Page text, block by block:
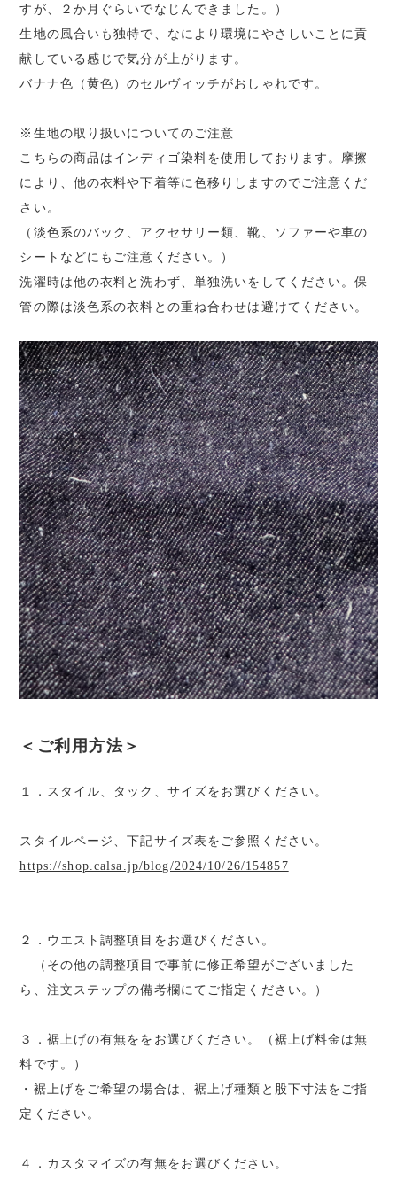
すが、２か月ぐらいでなじんできました。）
生地の風合いも独特で、なにより環境にやさしいことに貢
献している感じで気分が上がります。
バナナ色（黄色）のセルヴィッチがおしゃれです。
※生地の取り扱いについてのご注意
こちらの商品はインディゴ染料を使用しております。摩擦
により、他の衣料や下着等に色移りしますのでご注意くだ
さい。
（淡色系のバック、アクセサリー類、靴、ソファーや車の
シートなどにもご注意ください。）
洗濯時は他の衣料と洗わず、単独洗いをしてください。保
管の際は淡色系の衣料との重ね合わせは避けてください。
＜ご利用方法＞
１．スタイル、タック、サイズをお選びください。
スタイルページ、下記サイズ表をご参照ください。
https://shop.calsa.jp/blog/2024/10/26/154857
２．ウエスト調整項目をお選びください。
（その他の調整項目で事前に修正希望がございました
ら、注文ステップの備考欄にてご指定ください。）
３．裾上げの有無ををお選びください。（裾上げ料金は無
料です。）
・裾上げをご希望の場合は、裾上げ種類と股下寸法をご指
定ください。
４．カスタマイズの有無をお選びください。